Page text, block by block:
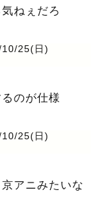
ねぇだろ
25(日)
のが仕様
25(日)
アニみたいな